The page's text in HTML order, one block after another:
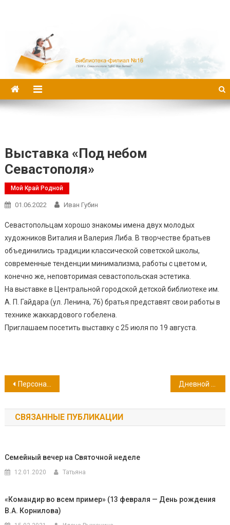
Выставка «Под небом
Севастополя»
Мой Край Родной
01.06.2022 Иван Губин
Севастопольцам хорошо знакомы имена двух молодых
художников Виталия и Валерия Либа. В творчестве братьев
объединились традиции классической советской школы,
современные тенденции минимализма, работы с цветом и,
конечно же, неповторимая севастопольская эстетика.
На выставке в Центральной городской детской библиотеке им.
А. П. Гайдара (ул. Ленина, 76) братья представят свои работы в
технике жаккардового гобелена.
Приглашаем посетить выставку с 25 июля по 19 августа.
Навигация
по
записям
Персональная выставка «Шерстяное вдохновение»
СВЯЗАННЫЕ ПУБЛИКАЦИИ
Семейный вечер на Святочной неделе
12.01.2020 Татьяна
«Командир во всем пример» (13 февраля — День рождения
В.А. Корнилова)